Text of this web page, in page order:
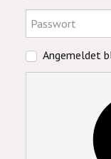
Passwort
Angemeldet